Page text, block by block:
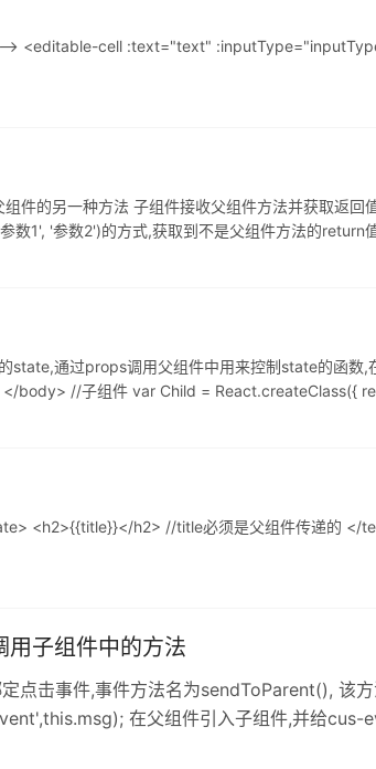
--> <editable-cell :text="text"
件的另一种方法 子组件接收父组件方法并获取返回
1', '参数2')的方式,获取到不是父组件方法的return
state,通过props调用父组件中用来控制state的函数,
body> //子组件 var Child = React.createClass({ re
<h2>{{title}}</h2> //title必须是父组件传递的 </
子组件中的方法
点击事件,事件方法名为sendToParent(), 该
在父组件引入子组件,并给cus-